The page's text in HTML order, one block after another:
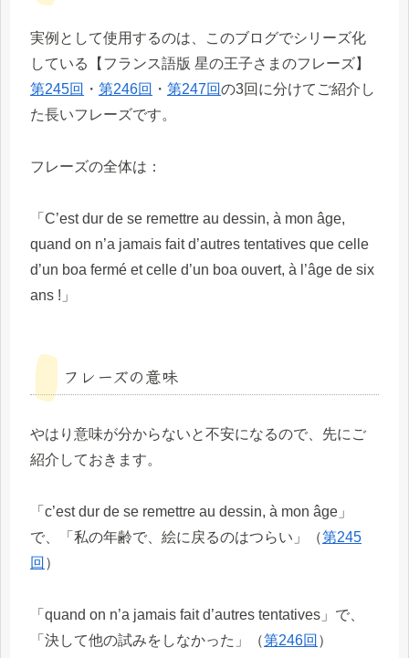
実例として使用するのは、このブログでシリーズ化
している【フランス語版 星の王子さまのフレーズ】
第245回 ・ 第246回 ・ 第247回の3回に分けてご紹介し
た長いフレーズです。
フレーズの全体は：
「C’est dur de se remettre au dessin, à mon âge,
quand on n’a jamais fait d’autres tentatives que celle
d’un boa fermé et celle d’un boa ouvert, à l’âge de six
ans !」
フレーズの意味
やはり意味が分からないと不安になるので、先にご
紹介しておきます。
「c’est dur de se remettre au dessin, à mon âge」
で、「私の年齢で、絵に戻るのはつらい」（第245
回 ）
「quand on n’a jamais fait d’autres tentatives」で、
「決して他の試みをしなかった」（第246回 ）